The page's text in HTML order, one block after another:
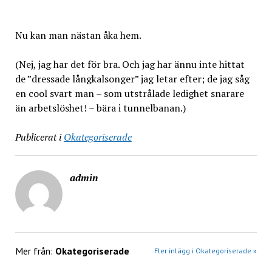
Nu kan man nästan åka hem.
(Nej, jag har det för bra. Och jag har ännu inte hittat
de ”dressade långkalsonger” jag letar efter; de jag såg
en cool svart man – som utstrålade ledighet snarare
än arbetslöshet! – bära i tunnelbanan.)
Publicerat i Okategoriserade
admin
Mer från: Okategoriserade Fler inlägg i Okategoriserade »